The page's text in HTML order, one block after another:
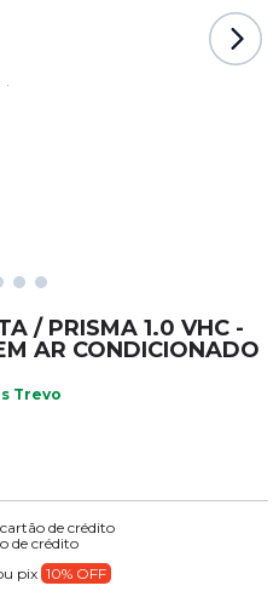
/ PRISMA 1.0 VHC -
AR CONDICIONADO
Trevo
de crédito
de crédito
pix 10% OFF